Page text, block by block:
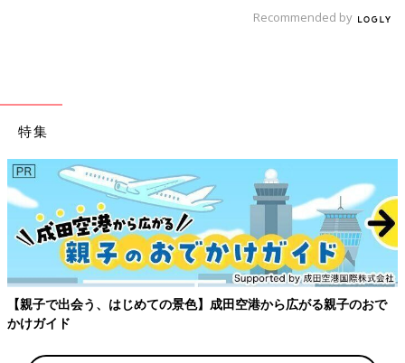
Recommended by
特集
【親子で出会う、はじめての景色】成田空港から広がる親子のおで
かけガイド